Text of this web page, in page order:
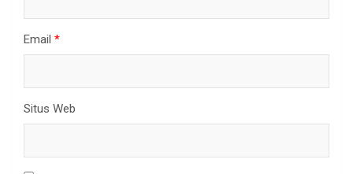
Email *
Situs Web